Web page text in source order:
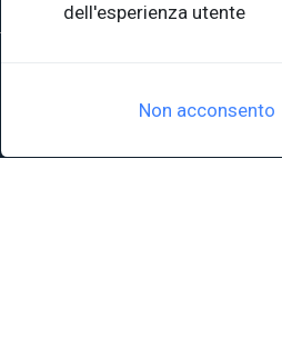
P.IVA 00211830328 - C.F.
dell'esperienza utente
Non acconsento